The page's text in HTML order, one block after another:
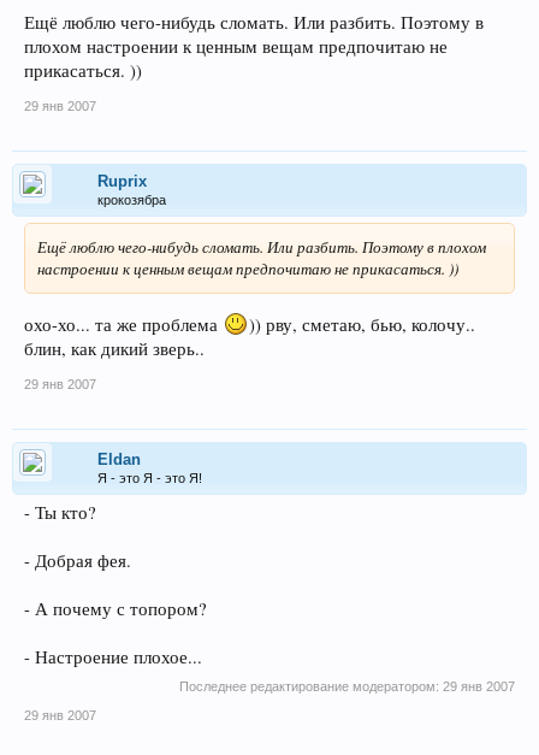
Ещё люблю чего-нибудь сломать. Или разбить. Поэтому в
плохом настроении к ценным вещам предпочитаю не
прикасаться. ))
29 янв 2007
Ruprix
крокозябра
Ещё люблю чего-нибудь сломать. Или разбить. Поэтому в плохом
настроении к ценным вещам предпочитаю не прикасаться. ))
охо-хо... та же проблема
)) рву, сметаю, бью, колочу..
блин, как дикий зверь..
29 янв 2007
Eldan
Я - это Я - это Я!
- Ты кто?
- Добрая фея.
- А почему с топором?
- Настроение плохое...
Последнее редактирование модератором: 29 янв 2007
29 янв 2007